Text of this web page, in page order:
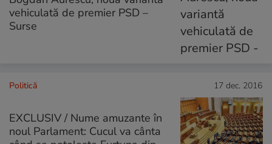
vehiculată de premier PSD –
Surse
Politică 17 dec. 2016
EXCLUSIV / Nume amuzante în
noul Parlament: Cucul va cânta